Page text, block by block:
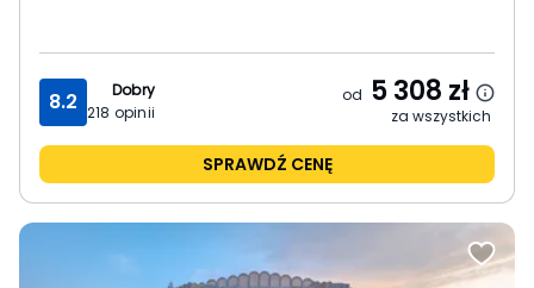
8.2
Dobry
218 opinii
od 5 308 zł
za wszystkich
SPRAWDŹ CENĘ